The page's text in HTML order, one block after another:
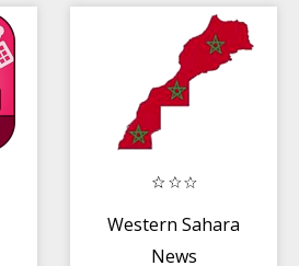
Western Sahara
News